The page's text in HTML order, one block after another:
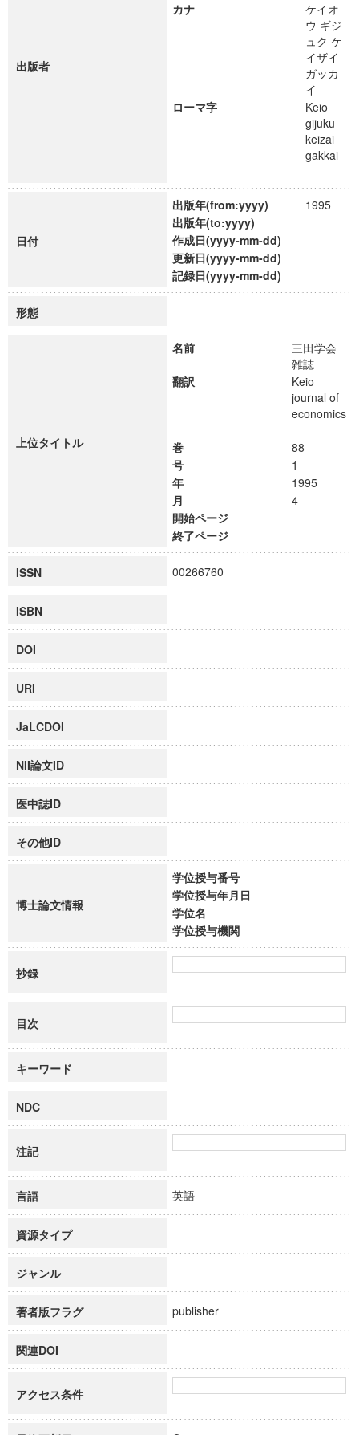
出版者
カナ
ケイオ
ウ ギジ
ュク ケ
イザイ
ガッカ
イ
ローマ字
Keio
gijuku
keizai
gakkai
日付
出版年(from:yyyy)
1995
出版年(to:yyyy)
作成日(yyyy-mm-dd)
更新日(yyyy-mm-dd)
記録日(yyyy-mm-dd)
形態
上位タイトル
名前
三田学会
雑誌
翻訳
Keio
journal of
economics
巻
88
号
1
年
1995
月
4
開始ページ
終了ページ
ISSN 00266760
ISBN
DOI
URI
JaLCDOI
NII論文ID
医中誌ID
その他ID
博士論文情報
学位授与番号
学位授与年月日
学位名
学位授与機関
抄録
目次
キーワード
NDC
注記
言語 英語
資源タイプ
ジャンル
著者版フラグ publisher
関連DOI
アクセス条件